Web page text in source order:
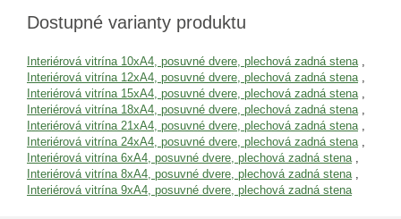
Dostupné varianty produktu
Interiérová vitrína 10xA4, posuvné dvere, plechová zadná stena
Interiérová vitrína 12xA4, posuvné dvere, plechová zadná stena
Interiérová vitrína 15xA4, posuvné dvere, plechová zadná stena
Interiérová vitrína 18xA4, posuvné dvere, plechová zadná stena
Interiérová vitrína 21xA4, posuvné dvere, plechová zadná stena
Interiérová vitrína 24xA4, posuvné dvere, plechová zadná stena
Interiérová vitrína 6xA4, posuvné dvere, plechová zadná stena
Interiérová vitrína 8xA4, posuvné dvere, plechová zadná stena
Interiérová vitrína 9xA4, posuvné dvere, plechová zadná stena